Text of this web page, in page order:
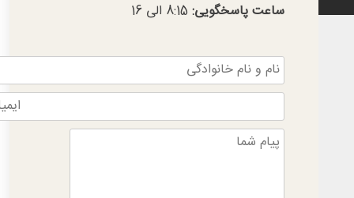
ساعت پاسخگویی:8:15 الی 16